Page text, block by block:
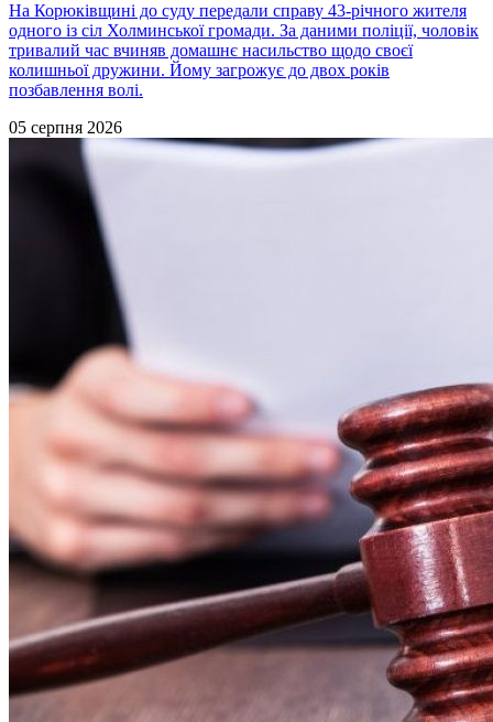
На Корюківщині до суду передали справу 43-річного жителя
одного із сіл Холминської громади. За даними поліції, чоловік
тривалий час вчиняв домашнє насильство щодо своєї
колишньої дружини. Йому загрожує до двох років
позбавлення волі.
05 серпня 2026